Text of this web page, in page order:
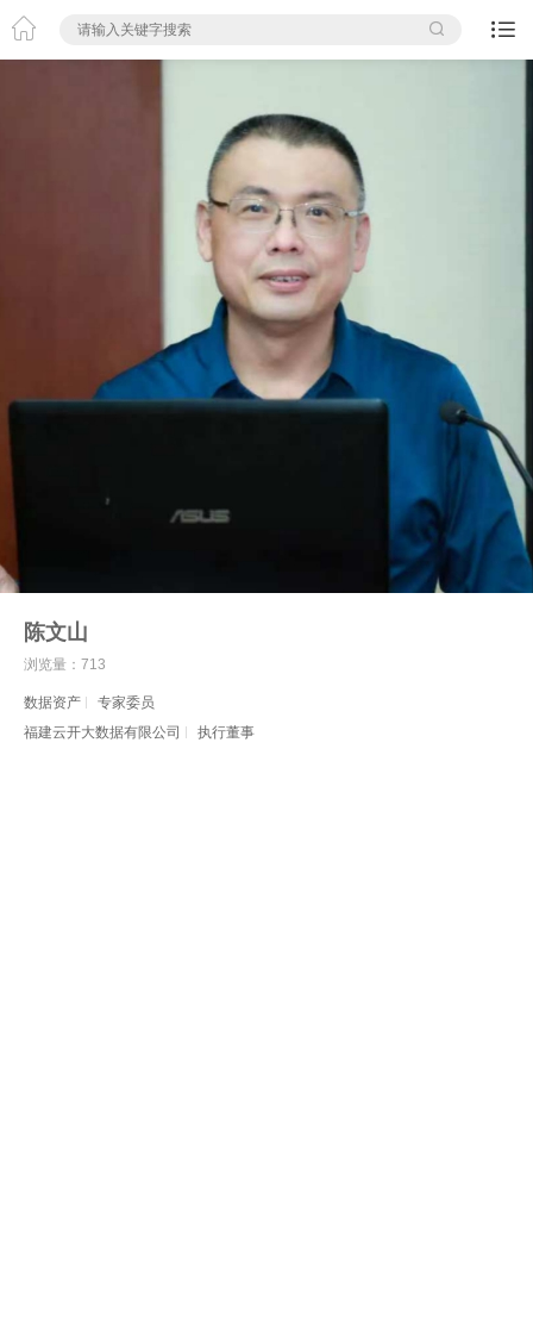
  
陈文山
浏览量：713
数据资产
专家委员
福建云开大数据有限公司
执行董事